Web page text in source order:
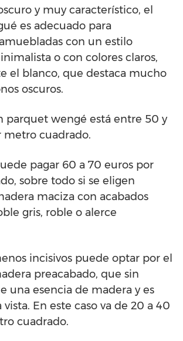
y muy característico, el
es adecuado para
con un estilo
o con colores claros,
el blanco, que destaca mucho
oscuros.
parquet wengé está entre 50 y
metro cuadrado.
pagar 60 a 70 euros por
sobre todo si se eligen
maciza con acabados
gris, roble o alerce
incisivos puede optar por el
preacabado, que sin
una esencia de madera y es
vista. En este caso va de 20 a 40
cuadrado.